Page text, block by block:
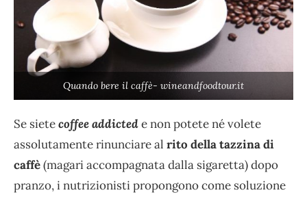
Quando bere il caffè- wineandfoodtour.it
Se sietecoffee addictede non potete né volete
assolutamente rinunciare al rito della tazzina di
caffè(magari accompagnata dalla sigaretta) dopo
pranzo, i nutrizionisti propongono come soluzione